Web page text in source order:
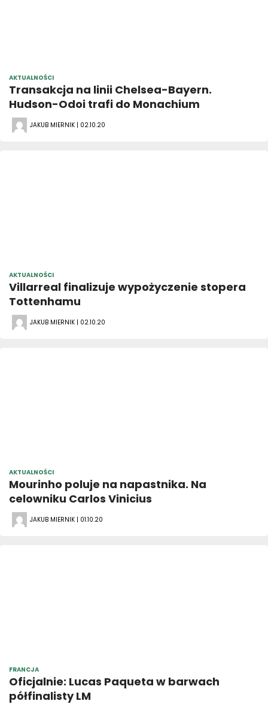
AKTUALNOŚCI
Transakcja na linii Chelsea-Bayern.
Hudson-Odoi trafi do Monachium
JAKUB MIERNIK | 02.10.20
AKTUALNOŚCI
Villarreal finalizuje wypożyczenie stopera
Tottenhamu
JAKUB MIERNIK | 02.10.20
AKTUALNOŚCI
Mourinho poluje na napastnika. Na
celowniku Carlos Vinicius
JAKUB MIERNIK | 01.10.20
FRANCJA
Oficjalnie: Lucas Paqueta w barwach
półfinalisty LM